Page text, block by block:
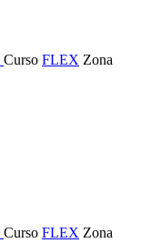
Curso FLEX Zona
Curso FLEX Zona